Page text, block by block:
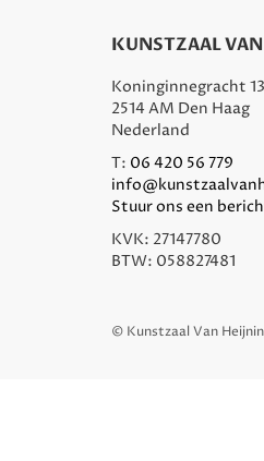
KUNSTZAAL
Koninginnegracht
2514 AM Den Haag
Nederland
T: 06 420 56 779
Stuur ons een
KVK: 27147780
BTW: 058827481
© Kunstzaal Van